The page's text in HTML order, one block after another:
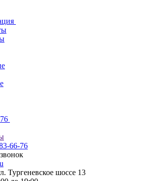
66-76
Тургеневское шоссе 13